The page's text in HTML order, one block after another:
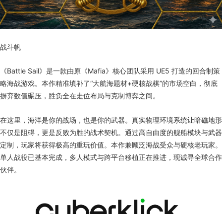
战斗帆
《Battle Sail》是一款由原《Mafia》核心团队采用 UE5 打造的回合制策
略海战游戏。本作精准填补了“大航海题材+硬核战棋”的市场空白，彻底
摒弃数值碾压，胜负全在走位布局与克制博弈之间。
在这里，海洋是你的战场，也是你的武器。真实物理环境系统让暗礁地形
不仅是阻碍，更是反败为胜的战术契机。通过高自由度的舰船模块与武器
定制，玩家将获得极高的重玩价值。本作兼顾泛海战受众与硬核老玩家。
单人战役已基本完成，多人模式与跨平台移植正在推进，现诚寻全球合作
伙伴。